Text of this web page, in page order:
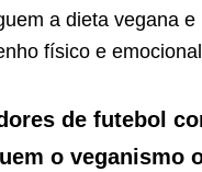
a dieta vegana e
físico e
de futebol
o veganismo